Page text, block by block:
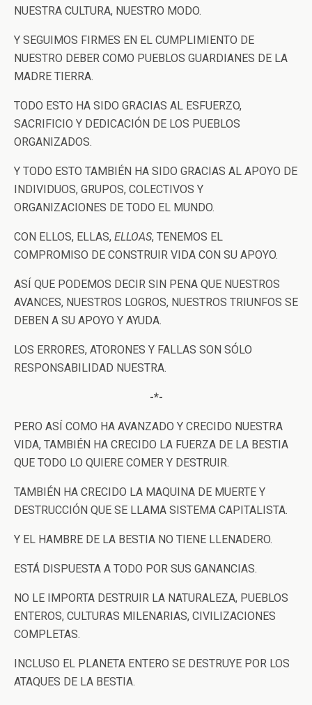
NUESTRA CULTURA, NUESTRO MODO.
Y SEGUIMOS FIRMES EN EL CUMPLIMIENTO DE
NUESTRO DEBER COMO PUEBLOS GUARDIANES DE LA
MADRE TIERRA.
TODO ESTO HA SIDO GRACIAS AL ESFUERZO,
SACRIFICIO Y DEDICACIÓN DE LOS PUEBLOS
ORGANIZADOS.
Y TODO ESTO TAMBIÉN HA SIDO GRACIAS AL APOYO DE
INDIVIDUOS, GRUPOS, COLECTIVOS Y
ORGANIZACIONES DE TODO EL MUNDO.
CON ELLOS, ELLAS, ELLOAS, TENEMOS EL
COMPROMISO DE CONSTRUIR VIDA CON SU APOYO.
ASÍ QUE PODEMOS DECIR SIN PENA QUE NUESTROS
AVANCES, NUESTROS LOGROS, NUESTROS TRIUNFOS SE
DEBEN A SU APOYO Y AYUDA.
LOS ERRORES, ATORONES Y FALLAS SON SÓLO
RESPONSABILIDAD NUESTRA.
-*-
PERO ASÍ COMO HA AVANZADO Y CRECIDO NUESTRA
VIDA, TAMBIÉN HA CRECIDO LA FUERZA DE LA BESTIA
QUE TODO LO QUIERE COMER Y DESTRUIR.
TAMBIÉN HA CRECIDO LA MAQUINA DE MUERTE Y
DESTRUCCIÓN QUE SE LLAMA SISTEMA CAPITALISTA.
Y EL HAMBRE DE LA BESTIA NO TIENE LLENADERO.
ESTÁ DISPUESTA A TODO POR SUS GANANCIAS.
NO LE IMPORTA DESTRUIR LA NATURALEZA, PUEBLOS
ENTEROS, CULTURAS MILENARIAS, CIVILIZACIONES
COMPLETAS.
INCLUSO EL PLANETA ENTERO SE DESTRUYE POR LOS
ATAQUES DE LA BESTIA.